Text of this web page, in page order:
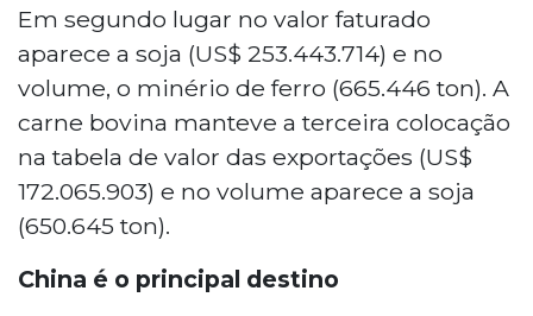
Em segundo lugar no valor faturado
aparece a soja (US$ 253.443.714) e no
volume, o minério de ferro (665.446 ton). A
carne bovina manteve a terceira colocação
na tabela de valor das exportações (US$
172.065.903) e no volume aparece a soja
(650.645 ton).
China é o principal destino